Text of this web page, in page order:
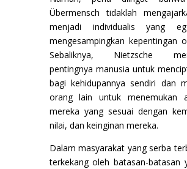
Übermensch tidaklah
menjadi individualis yang
mengesampingkan kepentingan
Sebaliknya, Nietzsche
pentingnya manusia untuk
bagi kehidupannya sendiri dan
orang lain untuk menemukan
mereka yang sesuai dengan
nilai, dan keinginan mereka.
Dalam masyarakat yang serba
terkekang oleh batasan-batasan